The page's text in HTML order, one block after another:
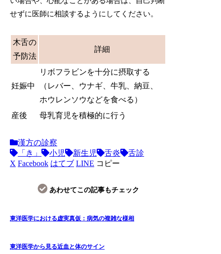
せずに医師に相談するようにしてください。
木舌の
予防法
詳細
妊娠中
リボフラビンを十分に摂取する
（レバー、ウナギ、牛乳、納豆、
ホウレンソウなどを食べる）
産後
母乳育児を積極的に行う
漢方の診察
「き」
小児 新生児 舌炎
舌診
X Facebook はてブ LINE コピー
あわせてこの記事もチェック
東洋医学における虚実真仮：病気の複雑な様相
東洋医学から見る近血と体のサイン